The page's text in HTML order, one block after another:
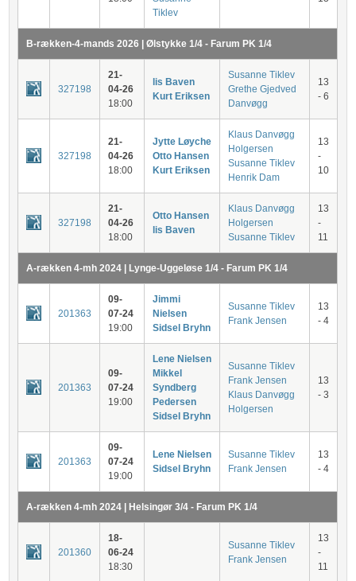
Tiklev
B-rækken-4-mands 2026 | Ølstykke 1/4 - Farum PK 1/4
327198
21-
04-26
18:00
lis Baven
Kurt Eriksen
Susanne Tiklev
Grethe Gjedved
Danvøgg
13
- 6
327198
21-
04-26
18:00
Jytte Løyche
Otto Hansen
Kurt Eriksen
Klaus Danvøgg
Holgersen
Susanne Tiklev
Henrik Dam
13
-
10
327198
21-
04-26
18:00
Otto Hansen
lis Baven
Klaus Danvøgg
Holgersen
Susanne Tiklev
13
-
11
A-rækken 4-mh 2024 | Lynge-Uggeløse 1/4 - Farum PK 1/4
201363
09-
07-24
19:00
Jimmi
Nielsen
Sidsel Bryhn
Susanne Tiklev
Frank Jensen
13
- 4
201363
09-
07-24
19:00
Lene Nielsen
Mikkel
Syndberg
Pedersen
Sidsel Bryhn
Susanne Tiklev
Frank Jensen
Klaus Danvøgg
Holgersen
13
- 3
201363
09-
07-24
19:00
Lene Nielsen
Sidsel Bryhn
Susanne Tiklev
Frank Jensen
13
- 4
A-rækken 4-mh 2024 | Helsingør 3/4 - Farum PK 1/4
201360
18-
06-24
18:30
Susanne Tiklev
Frank Jensen
13
-
11